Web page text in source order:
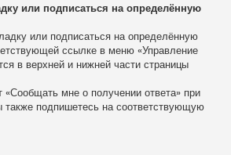
или подписаться на определённую
или подписаться на определённую
ссылке в меню «Управление
в верхней и нижней части страницы
«Сообщать мне о получении ответа» при
также подпишетесь на соответствующую